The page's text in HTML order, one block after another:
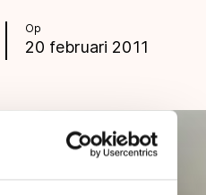
Op
20 februari 2011